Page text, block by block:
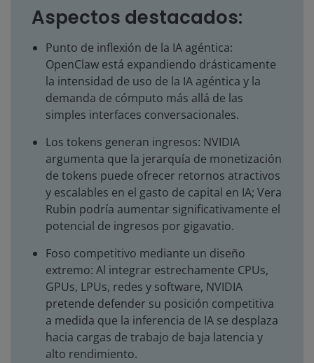
Aspectos destacados:
Punto de inflexión de la IA agéntica:
OpenClaw está expandiendo drásticamente
la intensidad de uso de la IA agéntica y la
demanda de cómputo más allá de las
simples interfaces conversacionales.
Los tokens generan ingresos: NVIDIA
argumenta que la jerarquía de monetización
de tokens puede ofrecer retornos atractivos
y escalables en el gasto de capital en IA; Vera
Rubin podría aumentar significativamente el
potencial de ingresos por gigavatio.
Foso competitivo mediante un diseño
extremo: Al integrar estrechamente CPUs,
GPUs, LPUs, redes y software, NVIDIA
pretende defender su posición competitiva
a medida que la inferencia de IA se desplaza
hacia cargas de trabajo de baja latencia y
alto rendimiento.